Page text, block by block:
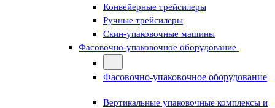
Конвейерные трейсилеры
Ручные трейсилеры
Скин-упаковочные машины
Фасовочно-упаковочное оборудование
Фасовочно-упаковочное оборудование
Вертикальные упаковочные комплексы и